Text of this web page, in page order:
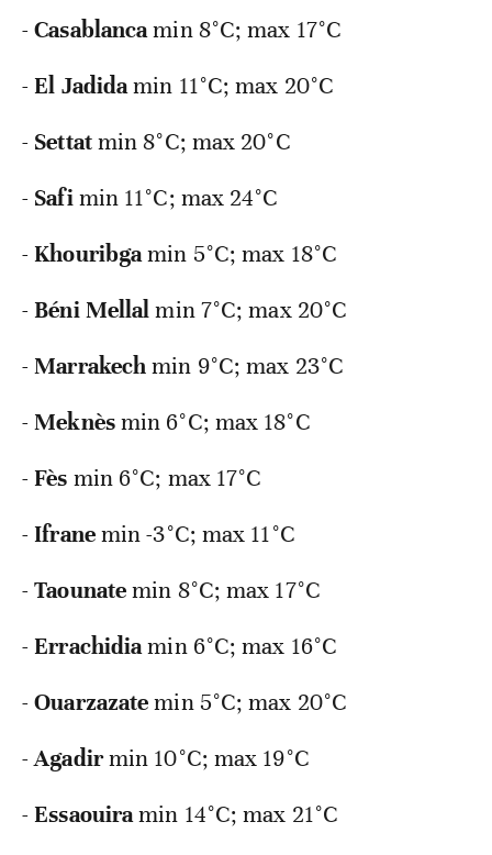
-Casablancamin 8°C; max 17°C
-El Jadidamin 11°C; max 20°C
- Settatmin 8°C; max 20°C
- Safimin 11°C; max 24°C
-Khouribgamin 5°C; max 18°C
-Béni Mellalmin 7°C; max 20°C
-Marrakechmin 9°C; max 23°C
-Meknèsmin 6°C; max 18°C
-Fès min 6°C; max 17°C
-Ifranemin -3°C; max 11°C
-Taounatemin 8°C; max 17°C
-Errachidiamin 6°C; max 16°C
-Ouarzazatemin 5°C; max 20°C
-Agadirmin 10°C; max 19°C
-Essaouiramin 14°C; max 21°C